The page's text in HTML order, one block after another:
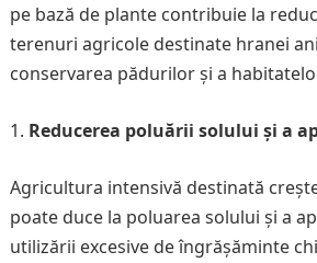
pe bază de plante contribuie la
terenuri agricole destinate hranei
conservarea pădurilor și a
Reducerea poluării solului și a
Agricultura intensivă destinată
poate duce la poluarea solului și a
utilizării excesive de îngrășăminte